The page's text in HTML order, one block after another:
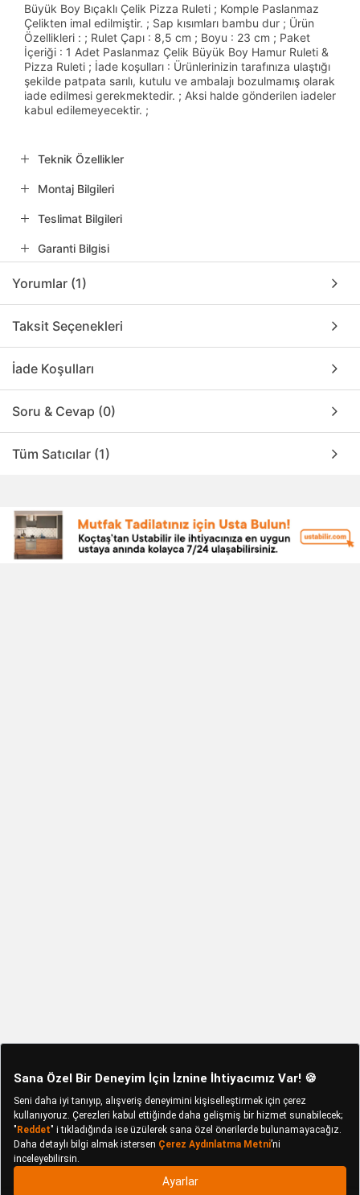
Büyük Boy Bıçaklı Çelik Pizza Ruleti ; Komple Paslanmaz
Çelikten imal edilmiştir. ; Sap kısımları bambu dur ; Ürün
Özellikleri : ; Rulet Çapı : 8,5 cm ; Boyu : 23 cm ; Paket
İçeriği : 1 Adet Paslanmaz Çelik Büyük Boy Hamur Ruleti &
Pizza Ruleti ; İade koşulları : Ürünlerinizin tarafınıza ulaştığı
şekilde patpata sarılı, kutulu ve ambalajı bozulmamış olarak
iade edilmesi gerekmektedir. ; Aksi halde gönderilen iadeler
kabul edilemeyecektir. ;
Teknik Özellikler
Montaj Bilgileri
Teslimat Bilgileri
Garanti Bilgisi
Yorumlar (1)
Taksit Seçenekleri
İade Koşulları
Soru & Cevap (0)
Tüm Satıcılar (1)